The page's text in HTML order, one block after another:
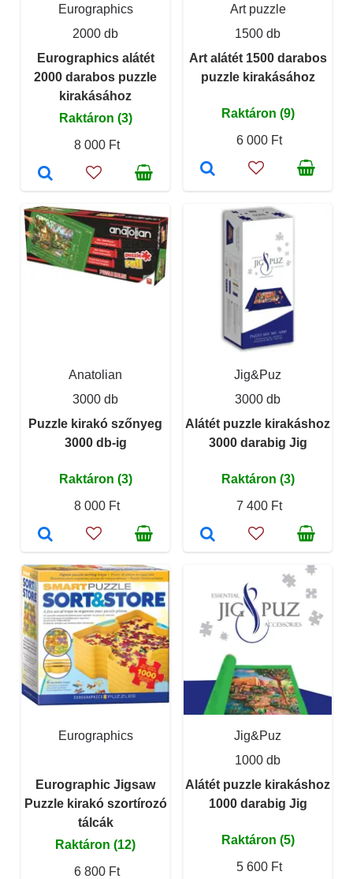
Eurographics
2000 db
Eurographics alátét
2000 darabos puzzle
kirakásához
Raktáron (3)
8 000 Ft
Art puzzle
1500 db
Art alátét 1500 darabos
puzzle kirakásához
Raktáron (9)
6 000 Ft
Anatolian
3000 db
Puzzle kirakó szőnyeg
3000 db-ig
Raktáron (3)
8 000 Ft
Jig&Puz
3000 db
Alátét puzzle kirakáshoz
3000 darabig Jig
Raktáron (3)
7 400 Ft
Eurographics
Eurographic Jigsaw
Puzzle kirakó szortírozó
tálcák
Raktáron (12)
6 800 Ft
Jig&Puz
1000 db
Alátét puzzle kirakáshoz
1000 darabig Jig
Raktáron (5)
5 600 Ft